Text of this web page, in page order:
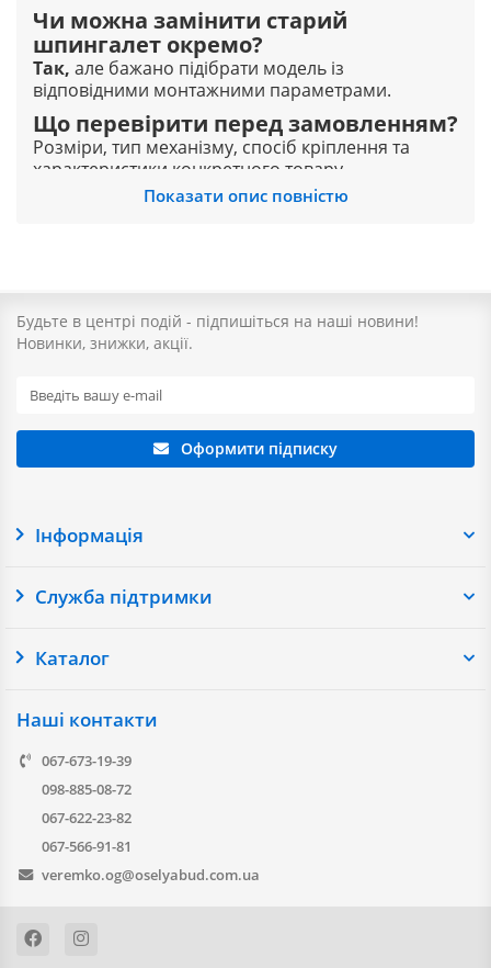
Чи можна замінити старий
шпингалет окремо?
Так, але бажано підібрати модель із
відповідними монтажними параметрами.
Що перевірити перед замовленням?
Розміри, тип механізму, спосіб кріплення та
характеристики конкретного товару.
Шукаєте надійного постачальника, щоб замовити дверні
шпингалети в Україні? Ми щодня відправляємо товари
по всій країні. Обирайте наш інтернет-магазин для
вигідних покупок онлайн та замовляйте швидку
Наші клієнти також часто замовляють у:
ОдесаДніпроХарківЗапоріжжяНікополь
Показати опис повністю
Будьте в центрі подій - підпишіться на наші новини!
Новинки, знижки, акції.
Оформити підписку
Інформація
Служба підтримки
Каталог
Наші контакти
067-673-19-39
098-885-08-72
067-622-23-82
067-566-91-81
veremko.og@oselyabud.com.ua